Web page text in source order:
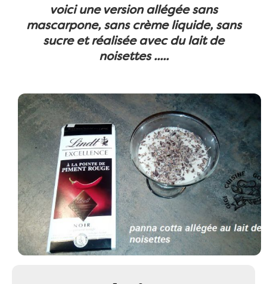
voici une version allégée sans
mascarpone, sans crème liquide, sans
sucre et réalisée avec du lait de
noisettes .....